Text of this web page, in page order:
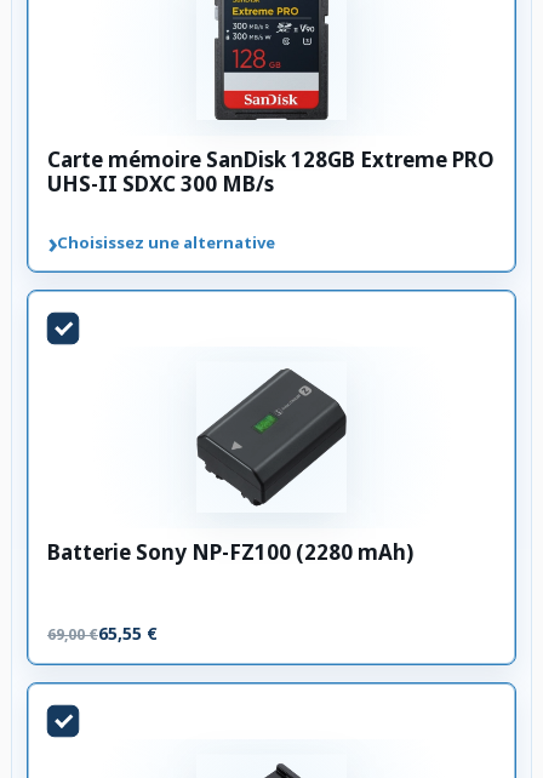
Carte mémoire SanDisk 128GB Extreme PRO
UHS-II SDXC 300 MB/s
›Choisissez une alternative
Batterie Sony NP-FZ100 (2280 mAh)
69,00 €65,55 €